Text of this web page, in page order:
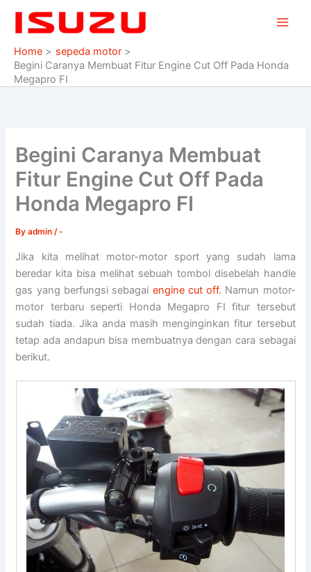
Home
sepeda motor
Begini Caranya Membuat Fitur Engine Cut Off Pada Honda
Megapro FI
Begini Caranya Membuat
Fitur Engine Cut Off Pada
Honda Megapro FI
Byadmin /-
Jika kita melihat motor-motor sport yang sudah lama
beredar kita bisa melihat sebuah tombol disebelah handle
gas yang berfungsi sebagai engine cut off. Namun motor-
motor terbaru seperti Honda Megapro FI fitur tersebut
sudah tiada. Jika anda masih menginginkan fitur tersebut
tetap ada andapun bisa membuatnya dengan cara sebagai
berikut.